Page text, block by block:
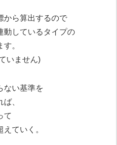
から算出するので
動しているタイプの
。
いません)
ない基準を
、
て
ていく。